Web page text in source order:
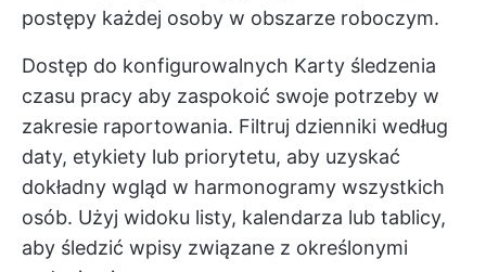
postępy każdej osoby w obszarze roboczym.
Dostęp do konfigurowalnych Karty śledzenia
czasu pracy aby zaspokoić swoje potrzeby w
zakresie raportowania. Filtruj dzienniki według
daty, etykiety lub priorytetu, aby uzyskać
dokładny wgląd w harmonogramy wszystkich
osób. Użyj widoku listy, kalendarza lub tablicy,
aby śledzić wpisy związane z określonymi